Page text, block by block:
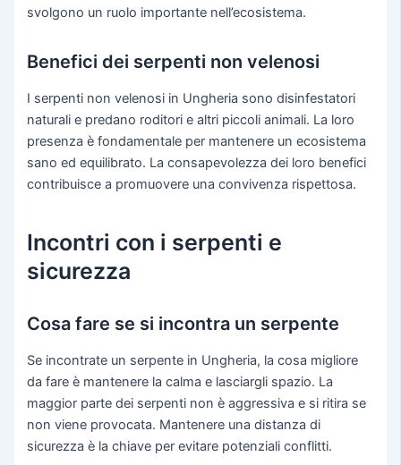
svolgono un ruolo importante nell’ecosistema.
Benefici dei serpenti non velenosi
I serpenti non velenosi in Ungheria sono disinfestatori
naturali e predano roditori e altri piccoli animali. La loro
presenza è fondamentale per mantenere un ecosistema
sano ed equilibrato. La consapevolezza dei loro benefici
contribuisce a promuovere una convivenza rispettosa.
Incontri con i serpenti e
sicurezza
Cosa fare se si incontra un serpente
Se incontrate un serpente in Ungheria, la cosa migliore
da fare è mantenere la calma e lasciargli spazio. La
maggior parte dei serpenti non è aggressiva e si ritira se
non viene provocata. Mantenere una distanza di
sicurezza è la chiave per evitare potenziali conflitti.